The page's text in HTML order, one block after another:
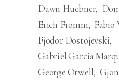
Dawn Huebner
Erich Fromm
Fabio
Fjodor Dostojevski
Gabriel Garcia
George Orwell